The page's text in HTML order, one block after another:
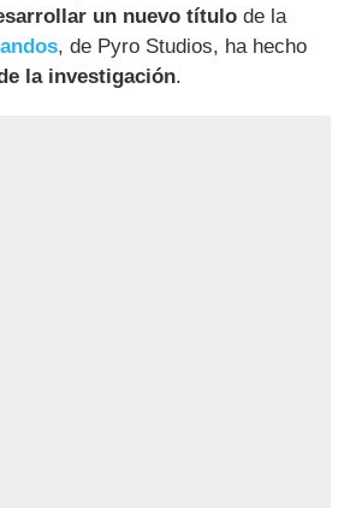
un nuevo título de la
, de Pyro Studios, ha hecho
la investigación.